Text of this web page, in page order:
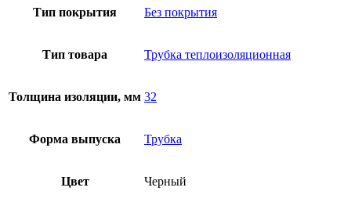
Тип покрытия Без покрытия
Тип товара Трубка теплоизоляционная
Толщина изоляции, мм 32
Форма выпуска Трубка
Цвет Черный